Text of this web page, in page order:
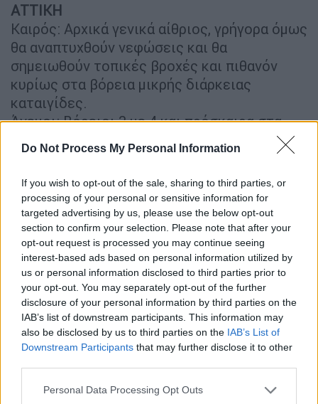
Do Not Process My Personal Information
If you wish to opt-out of the sale, sharing to third parties, or
processing of your personal or sensitive information for
targeted advertising by us, please use the below opt-out
section to confirm your selection. Please note that after your
opt-out request is processed you may continue seeing
interest-based ads based on personal information utilized by
us or personal information disclosed to third parties prior to
your opt-out. You may separately opt-out of the further
disclosure of your personal information by third parties on the
IAB’s list of downstream participants. This information may
also be disclosed by us to third parties on the IAB’s List of
Downstream Participants that may further disclose it to other
Please note that this website/app uses one or more Google
Personal Data Processing Opt Outs
ΑΤΤΙΚΗ
Καιρός: Αρχικά γενικά αίθριος, γρήγορα όμως
θα αναπτυχθούν νεφώσεις και θα
σημειωθούν τοπικές βροχές και πιθανόν
κυρίως στα βόρεια μικρής διάρκειας
καταιγίδες.
Άνεμοι: Βόρειοι 3 με 4 και πρόσκαιρα στα
ανατολικά έως 5 μποφόρ. Από το απόγευμα
μεταβλητοί 3 με 4 μποφόρ.
Θερμοκρασία: Από 23 έως 33 βαθμούς
Κελσίου.
ΘΕΣΣΑΛΟΝΙΚΗ
Καιρός: Αυξημένες νεφώσεις με τοπικές
βροχές και μεμονωμένες καταιγίδες που
γρήγορα θα σταματήσουν. Τις μεσημβρινές –
απογευματινές ώρες θα αναπτυχθούν εκ
νέου νεφώσεις και θα σημειωθούν τοπικές
βροχές ή όμβροι.
Άνεμοι: Αρχικά βορειοδυτικοί 3 με 5 και από
το μεσημέρι μεταβλητοί έως 4 μποφόρ.
Θερμοκρασία: Από 22 έως 32 βαθμούς